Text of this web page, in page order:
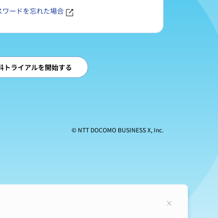
ワードを忘れた場合
トライアルを開始する
© NTT DOCOMO BUSINESS X, Inc.